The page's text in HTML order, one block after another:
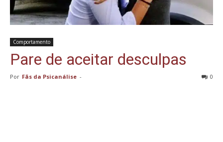
Comportamento
Pare de aceitar desculpas
Por Fãs da Psicanálise - 0